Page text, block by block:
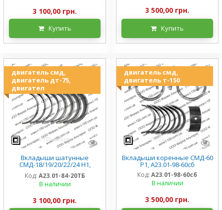
3 100,00 грн.
Купить
3 500,00 грн.
Купить
двигатель смд,
двигатель дт-75,
двигател
Вкладыши шатунные
СМД-18/19/20/22/24 Н1,
А23.01-84-20ТБ
Код: А23.01-84-20ТБ
В наличии
3 100,00 грн.
двигатель смд,
двигатель т-150
Вкладыши коренные СМД-60
Р1, А23.01-98-60сб
Код: А23.01-98-60сб
В наличии
3 500,00 грн.